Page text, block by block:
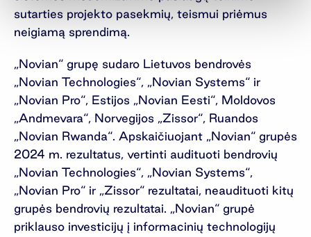
sutarties projekto pasekmių, teismui priėmus
neigiamą sprendimą.
„Novian“ grupę sudaro Lietuvos bendrovės
„Novian Technologies“, „Novian Systems“ ir
„Novian Pro“, Estijos „Novian Eesti“, Moldovos
„Andmevara“, Norvegijos „Zissor“, Ruandos
„Novian Rwanda“. Apskaičiuojant „Novian“ grupės
2024 m. rezultatus, vertinti audituoti bendrovių
„Novian Technologies“, „Novian Systems“,
„Novian Pro“ ir „Zissor“ rezultatai, neaudituoti kitų
grupės bendrovių rezultatai. „Novian“ grupė
priklauso investicijų į informacinių technologijų